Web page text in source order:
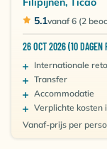
5.1vanaf 6 (2
26 OCT 2026 (10 DAGEN
Internationale
Transfer
Accommodatie
Verplichte kosten
Vanaf-prijs per